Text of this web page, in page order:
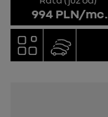
994 PLN/mc.